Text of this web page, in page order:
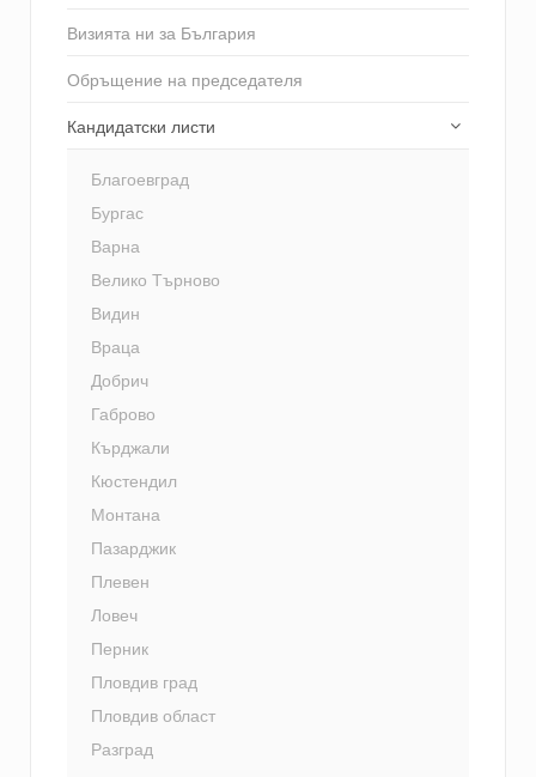
Визията ни за България
Обръщение на председателя
Кандидатски листи
Благоевград
Бургас
Варна
Велико Търново
Видин
Враца
Добрич
Габрово
Кърджали
Кюстендил
Монтана
Пазарджик
Плевен
Ловеч
Перник
Пловдив град
Пловдив област
Разград